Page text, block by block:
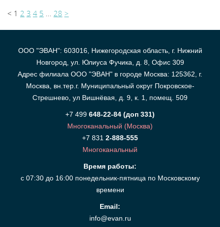
< 1 2 3 4 5 28 >
ООО "ЭВАН": 603016, Нижегородская область, г. Нижний
Новгород, ул. Юлиуса Фучика, д. 8, Офис 309
Адрес филиала ООО "ЭВАН" в городе Москва: 125362, г.
Москва, вн.тер.г. Муниципальный округ Покровское-
Стрешнево, ул Вишнёвая, д. 9, к. 1, помещ. 509
+7 499 648-22-84 (доп 331)
Многоканальный (Москва)
+7 831 2-888-555
Многоканальный
Время работы:
с 07:30 до 16:00 понедельник-пятница по Московскому
времени
Email:
info@evan.ru